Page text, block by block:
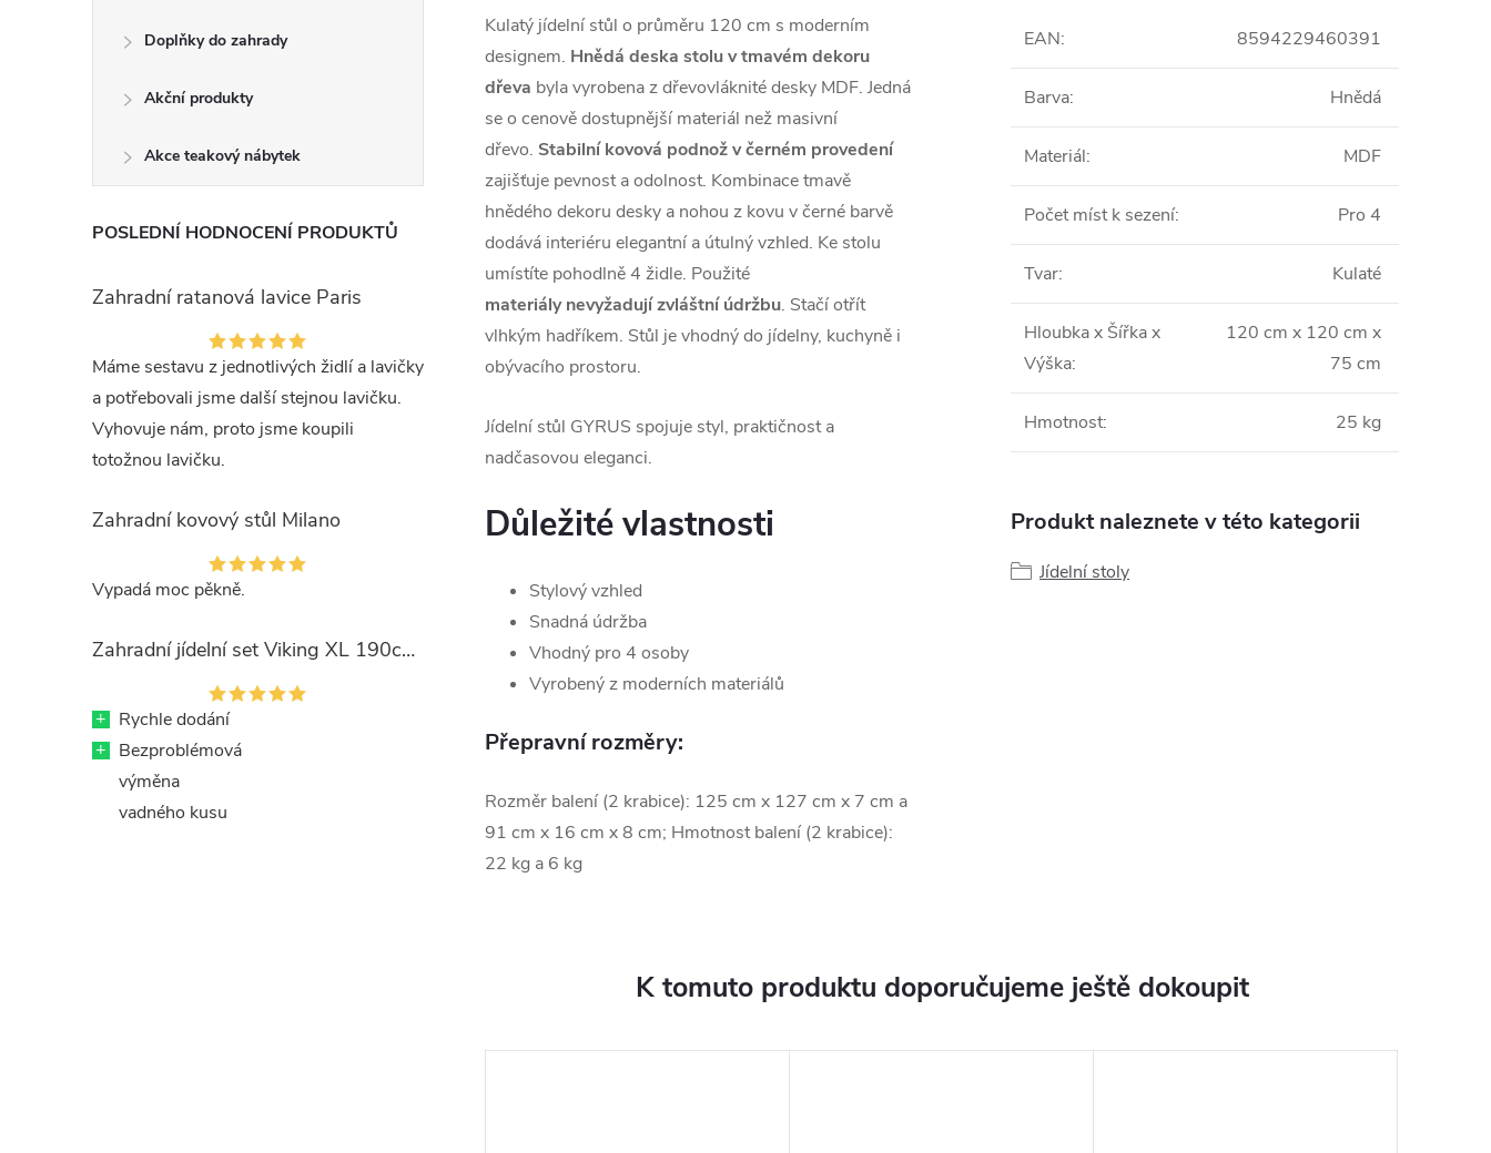
Doplňky do zahrady
Akční produkty
Akce teakový nábytek
POSLEDNÍ HODNOCENÍ PRODUKTŮ
Zahradní ratanová lavice Paris
Máme sestavu z jednotlivých židlí a lavičky
a potřebovali jsme další stejnou lavičku.
Vyhovuje nám, proto jsme koupili
totožnou lavičku.
Zahradní kovový stůl Milano
Vypadá moc pěkně.
Zahradní jídelní set Viking XL 190cm + 8x kovová židle Ramada
+ Rychle dodání
+ Bezproblémová
výměna
vadného kusu
Kulatý jídelní stůl o průměru 120 cm s moderním
designem. Hnědá deska stolu v tmavém dekoru
dřeva byla vyrobena z dřevovláknité desky MDF. Jedná
se o cenově dostupnější materiál než masivní
dřevo. Stabilní kovová podnož v černém provedení
zajišťuje pevnost a odolnost. Kombinace tmavě
hnědého dekoru desky a nohou z kovu v černé barvě
dodává interiéru elegantní a útulný vzhled. Ke stolu
umístíte pohodlně 4 židle. Použité
materiály nevyžadují zvláštní údržbu. Stačí otřít
vlhkým hadříkem. Stůl je vhodný do jídelny, kuchyně i
obývacího prostoru.
Jídelní stůl GYRUS spojuje styl, praktičnost a
nadčasovou eleganci.
Důležité vlastnosti
Stylový vzhled
Snadná údržba
Vhodný pro 4 osoby
Vyrobený z moderních materiálů
Přepravní rozměry:
Rozměr balení (2 krabice): 125 cm x 127 cm x 7 cm a
91 cm x 16 cm x 8 cm; Hmotnost balení (2 krabice):
22 kg a 6 kg
EAN: 8594229460391
Barva: Hnědá
Materiál: MDF
Počet míst k sezení: Pro 4
Tvar: Kulaté
Hloubka x Šířka x
Výška:
120 cm x 120 cm x
75 cm
Hmotnost: 25 kg
Produkt naleznete v této kategorii
Jídelní stoly
K tomuto produktu doporučujeme ještě dokoupit